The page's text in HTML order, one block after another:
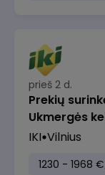
prieš 2 d.
Prekių
Ukmergės
IKI Vilnius
1230 - 1968